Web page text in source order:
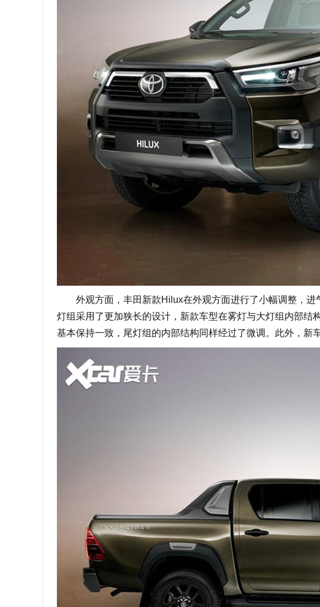
外观方面，丰田新款Hilux在外观方面进行了小幅调整，进
灯组采用了更加狭长的设计，新款车型在雾灯与大灯组内部
基本保持一致，尾灯组的内部结构同样经过了微调。此外，新